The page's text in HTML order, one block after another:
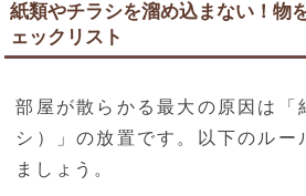
紙類やチラシを溜め込まない！物
ェックリスト
部屋が散らかる最大の原因は「
シ）」の放置です。以下のルー
ましょう。